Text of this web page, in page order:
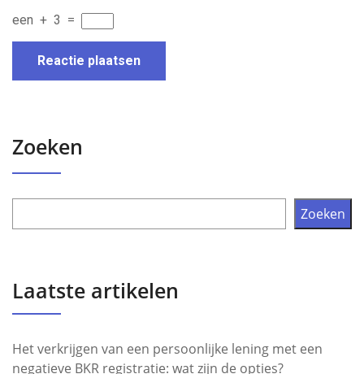
een + 3 =
Zoeken
Zoeken
Laatste artikelen
Het verkrijgen van een persoonlijke lening met een
negatieve BKR registratie: wat zijn de opties?